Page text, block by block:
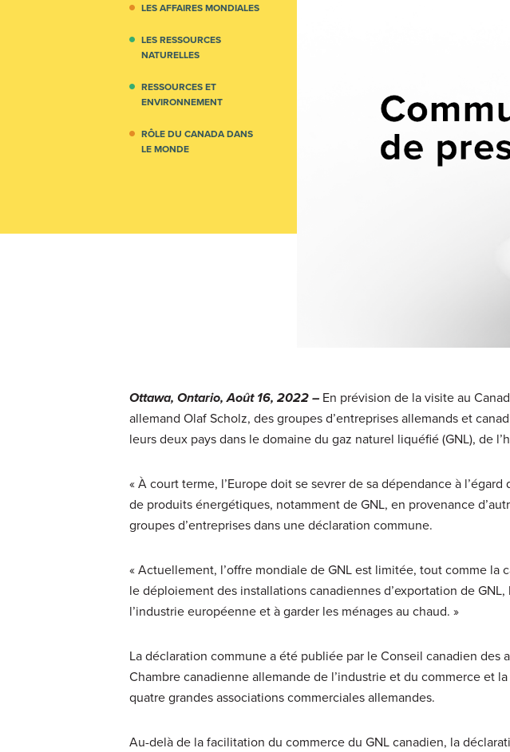
LES AFFAIRES MONDIALES
LES RESSOURCES
NATURELLES
RESSOURCES ET
ENVIRONNEMENT
RÔLE DU CANADA DANS
LE MONDE
Ottawa, Ontario, Août 16, 2022 –En prévision de la visite au
allemand Olaf Scholz, des groupes d’entreprises allemands et
leurs deux pays dans le domaine du gaz naturel liquéfié (GNL), de
« À court terme, l’Europe doit se sevrer de sa dépendance à
de produits énergétiques, notamment de GNL, en provenance
groupes d’entreprises dans une déclaration commune.
« Actuellement, l’offre mondiale de GNL est limitée, tout comme la
le déploiement des installations canadiennes d’exportation de
l’industrie européenne et à garder les ménages au chaud. »
La déclaration commune a été publiée par le Conseil canadien des
Chambre canadienne allemande de l’industrie et du commerce et
quatre grandes associations commerciales allemandes.
Au-delà de la facilitation du commerce du GNL canadien, la